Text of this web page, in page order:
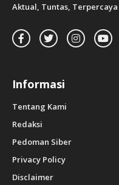
Aktual, Tuntas, Terpercaya
Informasi
Tentang Kami
Redaksi
Pedoman Siber
Privacy Policy
Disclaimer